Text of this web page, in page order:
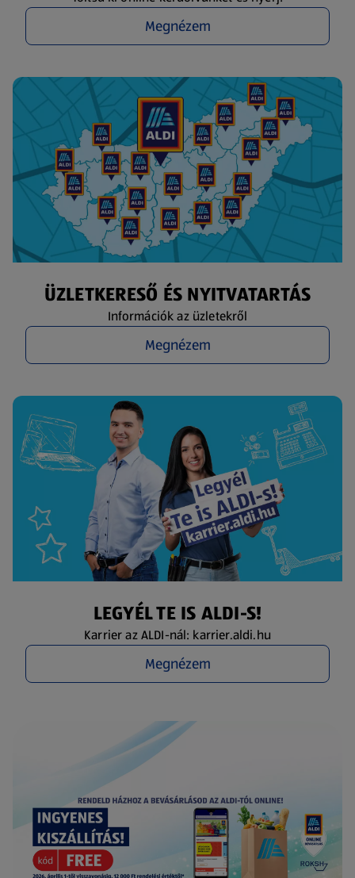
Megnézem
ÜZLETKERESŐ ÉS NYITVATARTÁS
Információk az üzletekről
Megnézem
LEGYÉL TE IS ALDI-S!
Karrier az ALDI-nál: karrier.aldi.hu
Megnézem